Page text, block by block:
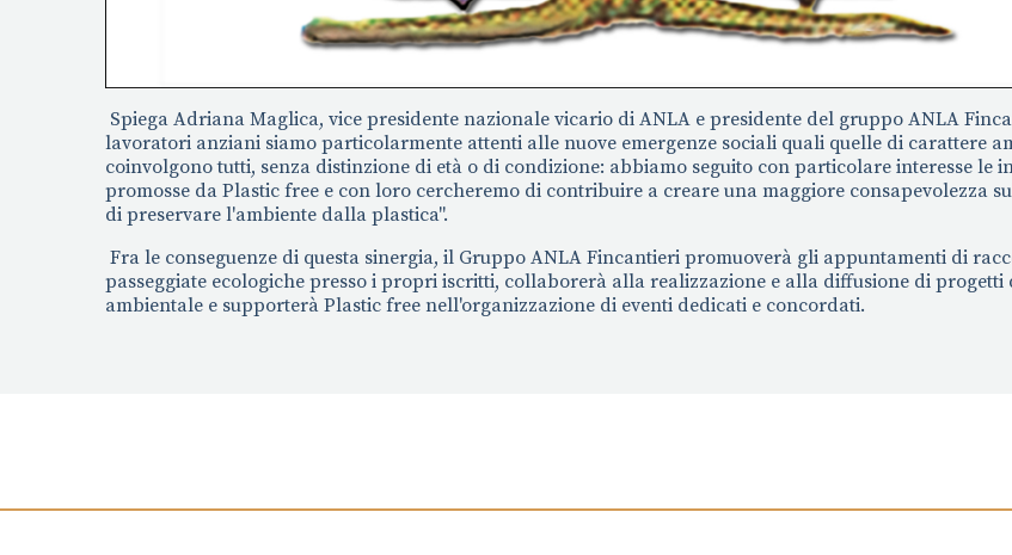
Spiega Adriana Maglica, vice presidente nazionale vicario di ANLA e presidente del gruppo ANLA
lavoratori anziani siamo particolarmente attenti alle nuove emergenze sociali quali quelle di carattere
coinvolgono tutti, senza distinzione di età o di condizione: abbiamo seguito con particolare interesse le
promosse da Plastic free e con loro cercheremo di contribuire a creare una maggiore consapevolezza
di preservare l'ambiente dalla plastica".
Fra le conseguenze di questa sinergia, il Gruppo ANLA Fincantieri promuoverà gli appuntamenti di
passeggiate ecologiche presso i propri iscritti, collaborerà alla realizzazione e alla diffusione di progetti
ambientale e supporterà Plastic free nell'organizzazione di eventi dedicati e concordati.